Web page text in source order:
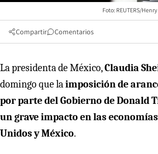
Foto: REUTERS/
Compartir Comentarios
La presidenta de México,Claudia
domingo que laimposición de
por parte del Gobierno de Donald
un grave impacto en las
Unidos y México.